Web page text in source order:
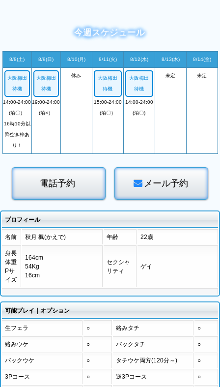
今週スケジュール
8/8(土) 8/9(日) 8/10(月) 8/11(火) 8/12(水) 8/13(木) 8/14(金)
大阪梅田
待機
14:00-24:00
(泊〇）
16時10分以
降空き枠あ
り！
大阪梅田
待機
19:00-24:00
(泊×）
休み
大阪梅田
待機
15:00-24:00
(泊〇）
大阪梅田
待機
14:00-24:00
(泊〇)
未定 未定
電話予約 メール予約
プロフィール
名前 秋月 楓(かえで) 年齢 22歳
身長
体重
Pサ
イズ
164cm
54Kg
16cm
セクシャ
リティ
ゲイ
可能プレイ｜オプション
生フェラ ○ 絡みタチ ○
絡みウケ ○ バックタチ ○
バックウケ ○ タチウケ両方(120分～) ○
3Pコース ○ 逆3Pコース ○